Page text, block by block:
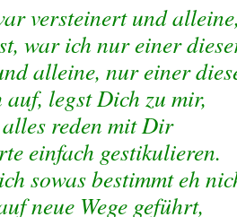
versteinert und
war ich nur einer
alleine, nur einer
legst Dich zu mir,
reden mit Dir
einfach gestikulieren.
sowas bestimmt eh
neue Wege geführt,